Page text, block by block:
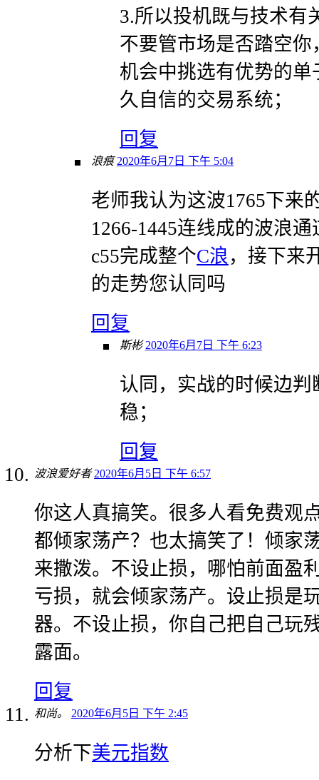
3.所以投机既与技术有
不要管市场是否踏空
机会中挑选有优势的
久自信的交易系统；
回复
浪痕 2020年6月7日 下午 5:04
老师我认为这波1765下来
1266-1445连线成的波浪
c55完成整个C浪 ，接下来
的走势您认同吗
回复
斯彬 2020年6月7日 下午 6:23
认同，实战的时候边
稳；
回复
波浪爱好者 2020年6月5日 下午 6:57
你这人真搞笑。很多人看免费观
都倾家荡产？也太搞笑了！倾家
来撒泼。不设止损，哪怕前面盈
亏损，就会倾家荡产。设止损是
器。不设止损，你自己把自己玩
露面。
回复
和尚。 2020年6月5日 下午 2:45
分析下美元指数